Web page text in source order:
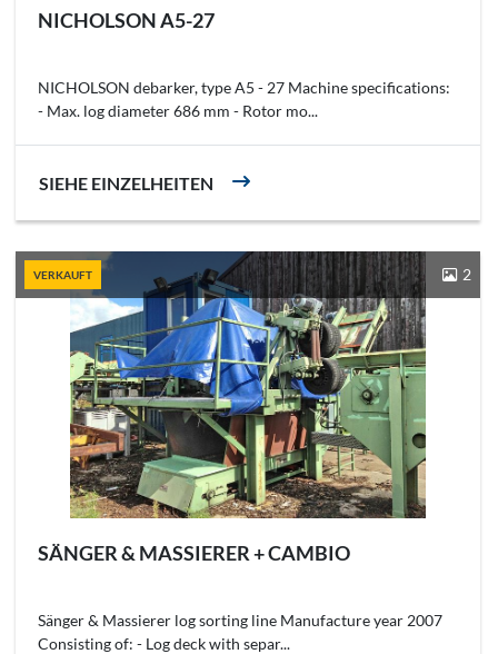
NICHOLSON A5-27
NICHOLSON debarker, type A5 - 27 Machine specifications:
- Max. log diameter 686 mm - Rotor mo...
SIEHE EINZELHEITEN
VERKAUFT 2
SÄNGER & MASSIERER + CAMBIO
Sänger & Massierer log sorting line Manufacture year 2007
Consisting of: - Log deck with separ...